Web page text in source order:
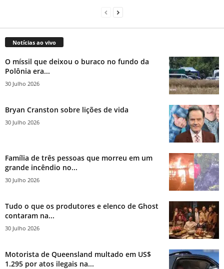
Notícias ao vivo
O míssil que deixou o buraco no fundo da
Polônia era...
30 Julho 2026
Bryan Cranston sobre lições de vida
30 Julho 2026
Família de três pessoas que morreu em um
grande incêndio no...
30 Julho 2026
Tudo o que os produtores e elenco de Ghost
contaram na...
30 Julho 2026
Motorista de Queensland multado em US$
1.295 por atos ilegais na...